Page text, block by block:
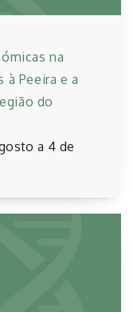
na
Peeira e a
do
a 4 de